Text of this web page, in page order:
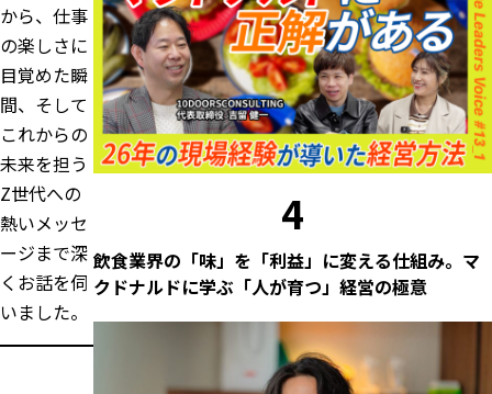
から、仕事
の楽しさに
目覚めた瞬
間、そして
これからの
未来を担う
Z世代への
熱いメッセ
ージまで深
くお話を伺
いました。
4
飲食業界の「味」を「利益」に変える仕組み。マ
クドナルドに学ぶ「人が育つ」経営の極意